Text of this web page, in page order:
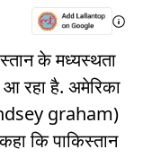
के मध्यस्थता
आ रहा है. अमेरिका
graham)
कि पाकिस्तान